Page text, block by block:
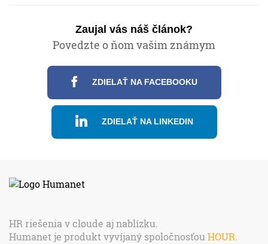
Zaujal vás náš článok?
Povedzte o ňom vašim známym
ZDIELAŤ NA FACEBOOKU
ZDIELAŤ NA LINKEDIN
HR riešenia v cloude aj nablízku.
Humanet je produkt vyvíjaný spoločnosťou HOUR